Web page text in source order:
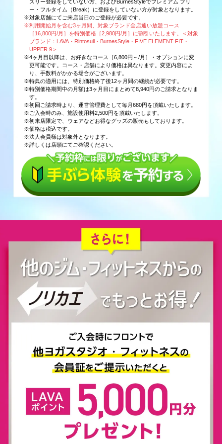
スリー登録をしていない方、およびBurnesStyleでプレミアム フリ
ー・フルタイム（Break）に登録をしていない方が対象となります。
※対象店舗にてご来店当日のご登録が必要です。
※利用開始月を含む3ヶ月間、対象ブランド全店通い放題コース
［16,800円/月］を特別価格［2,980円/月］に割引いたします。＜対象
ブランド：LAVA・Rintosull・BurnesStyle・FIVE ELEMENT FIT・
UPPER 9＞
※4ヶ月目以降は、お好きなコース［6,800円～/月］・オプションに変
更可能です。コース・店舗により価格は異なります。変更内容によ
り、手数料がかかる場合がございます。
※特典の適用には、特別価格終了後12ヶ月間の継続が必要です。
※特別価格期間中の月額は3ヶ月目にまとめて8,940円のご請求となりま
す。
※初回ご請求時より、運営管理費として毎月680円を頂戴いたします。
※ご入会時のみ、施設使用料2,500円を頂戴いたします。
※初来店限定で、ウェアなどお得なグッズの販売もしております。
※価格は税込です。
※法人会員様は対象外となります。
※詳しくは店頭にてご確認ください。